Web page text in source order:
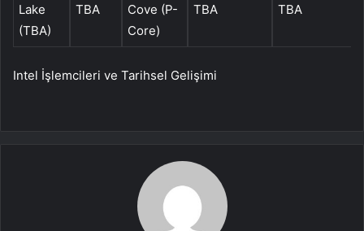
Lake
(TBA)
TBA
Cove (P-
Core)
TBA TBA
Intel İşlemcileri ve Tarihsel Gelişimi